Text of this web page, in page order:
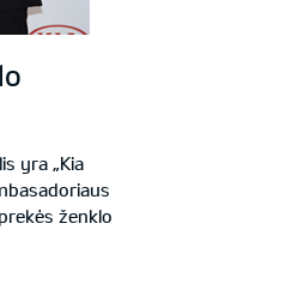
yra „Kia
ženklo